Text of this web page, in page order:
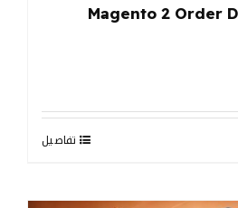
Magento 2 Order
تفاصيل